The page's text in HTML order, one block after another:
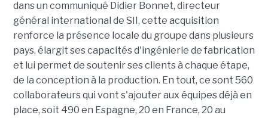
dans un communiqué Didier Bonnet, directeur
général international de SII, cette acquisition
renforce la présence locale du groupe dans plusieurs
pays, élargit ses capacités d'ingénierie de fabrication
et lui permet de soutenir ses clients à chaque étape,
de la conception à la production. En tout, ce sont 560
collaborateurs qui vont s'ajouter aux équipes déjà en
place, soit 490 en Espagne, 20 en France, 20 au